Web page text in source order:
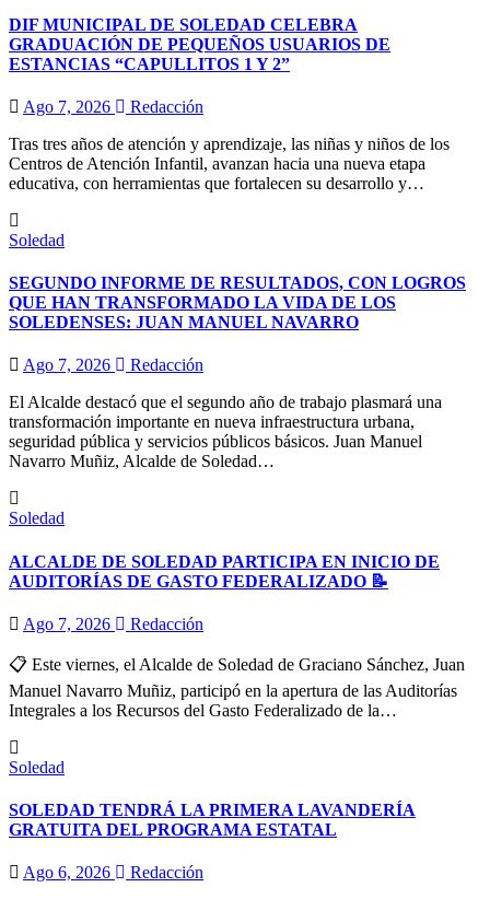
DIF MUNICIPAL DE SOLEDAD CELEBRA
GRADUACIÓN DE PEQUEÑOS USUARIOS DE
ESTANCIAS “CAPULLITOS 1 Y 2”
Ago 7, 2026
Redacción
Tras tres años de atención y aprendizaje, las niñas y niños de los
Centros de Atención Infantil, avanzan hacia una nueva etapa
educativa, con herramientas que fortalecen su desarrollo y…
Soledad
SEGUNDO INFORME DE RESULTADOS, CON LOGROS
QUE HAN TRANSFORMADO LA VIDA DE LOS
SOLEDENSES: JUAN MANUEL NAVARRO
Ago 7, 2026
Redacción
El Alcalde destacó que el segundo año de trabajo plasmará una
transformación importante en nueva infraestructura urbana,
seguridad pública y servicios públicos básicos. Juan Manuel
Navarro Muñiz, Alcalde de Soledad…
Soledad
ALCALDE DE SOLEDAD PARTICIPA EN INICIO DE
AUDITORÍAS DE GASTO FEDERALIZADO 📝
Ago 7, 2026 Redacción
📋 Este viernes, el Alcalde de Soledad de Graciano Sánchez, Juan
Manuel Navarro Muñiz, participó en la apertura de las Auditorías
Integrales a los Recursos del Gasto Federalizado de la…
Soledad
SOLEDAD TENDRÁ LA PRIMERA LAVANDERÍA
GRATUITA DEL PROGRAMA ESTATAL
Ago 6, 2026
Redacción